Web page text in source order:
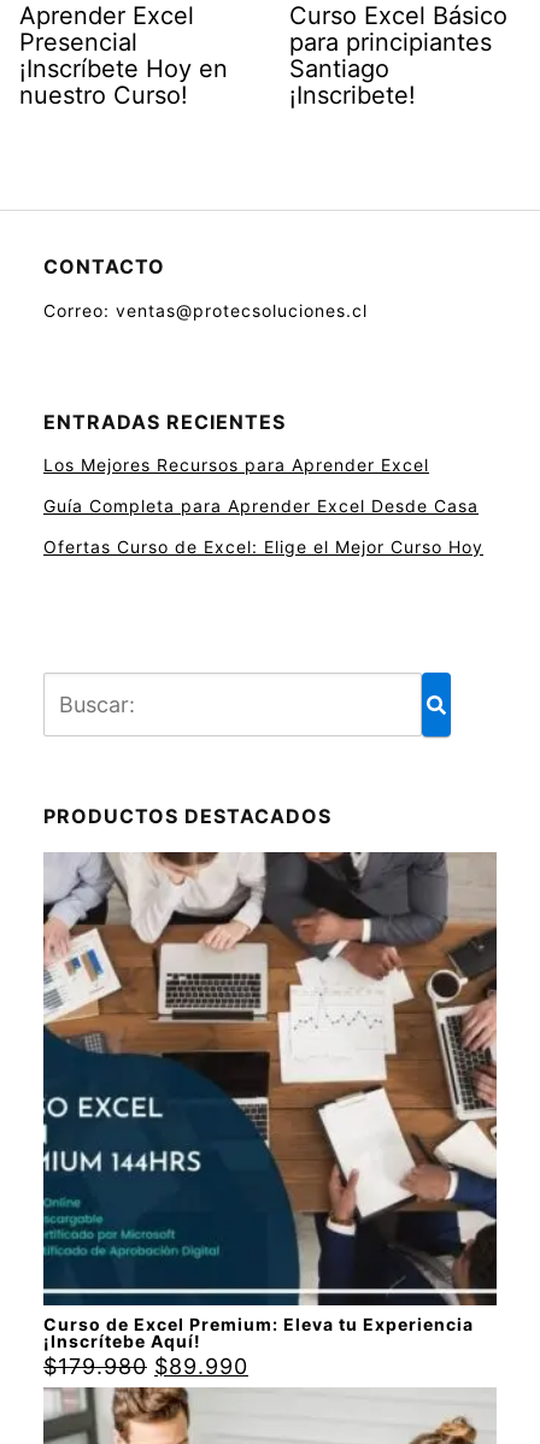
Aprender Excel
Presencial
¡Inscríbete Hoy en
nuestro Curso!
Curso Excel Básico
para principiantes
Santiago
¡Inscribete!
CONTACTO
Correo: ventas@protecsoluciones.cl
ENTRADAS RECIENTES
Los Mejores Recursos para Aprender Excel
Guía Completa para Aprender Excel Desde Casa
Ofertas Curso de Excel: Elige el Mejor Curso Hoy
PRODUCTOS DESTACADOS
Curso de Excel Premium: Eleva tu Experiencia
¡Inscrítebe Aquí!
$179.980 $89.990